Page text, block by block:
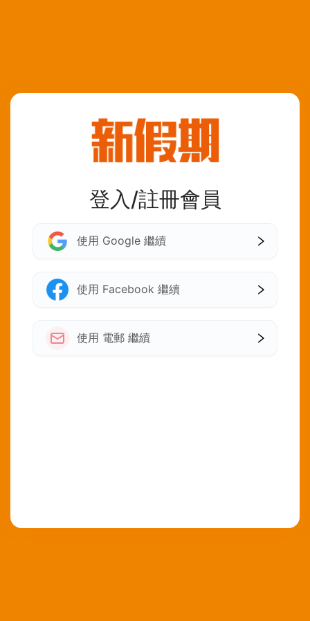
登入/註冊會員
使用 Google 繼續
使用 Facebook 繼續
使用 電郵 繼續